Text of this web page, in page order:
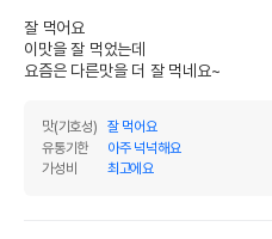
잘 먹어요
이맛을 잘 먹었는데
요즘은 다른맛을 더 잘 먹네요~
맛(기호성)
잘 먹어요
유통기한
아주 넉넉해요
가성비
최고에요